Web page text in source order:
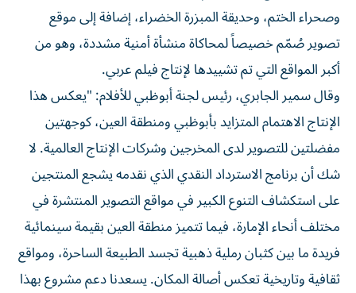
وصحراء الختم، وحديقة المبزرة الخضراء، إضافة إلى موقع
تصوير صُمّم خصيصاً لمحاكاة منشأة أمنية مشددة، وهو من
أكبر المواقع التي تم تشييدها لإنتاج فيلم عربي.
وقال سمير الجابري، رئيس لجنة أبوظبي للأفلام: "يعكس هذا
الإنتاج الاهتمام المتزايد بأبوظبي ومنطقة العين، كوجهتين
مفضلتين للتصوير لدى المخرجين وشركات الإنتاج العالمية. لا
شك أن برنامج الاسترداد النقدي الذي نقدمه يشجع المنتجين
على استكشاف التنوع الكبير في مواقع التصوير المنتشرة في
مختلف أنحاء الإمارة، فيما تتميز منطقة العين بقيمة سينمائية
فريدة ما بين كثبان رملية ذهبية تجسد الطبيعة الساحرة، ومواقع
ثقافية وتاريخية تعكس أصالة المكان. يسعدنا دعم مشروع بهذا